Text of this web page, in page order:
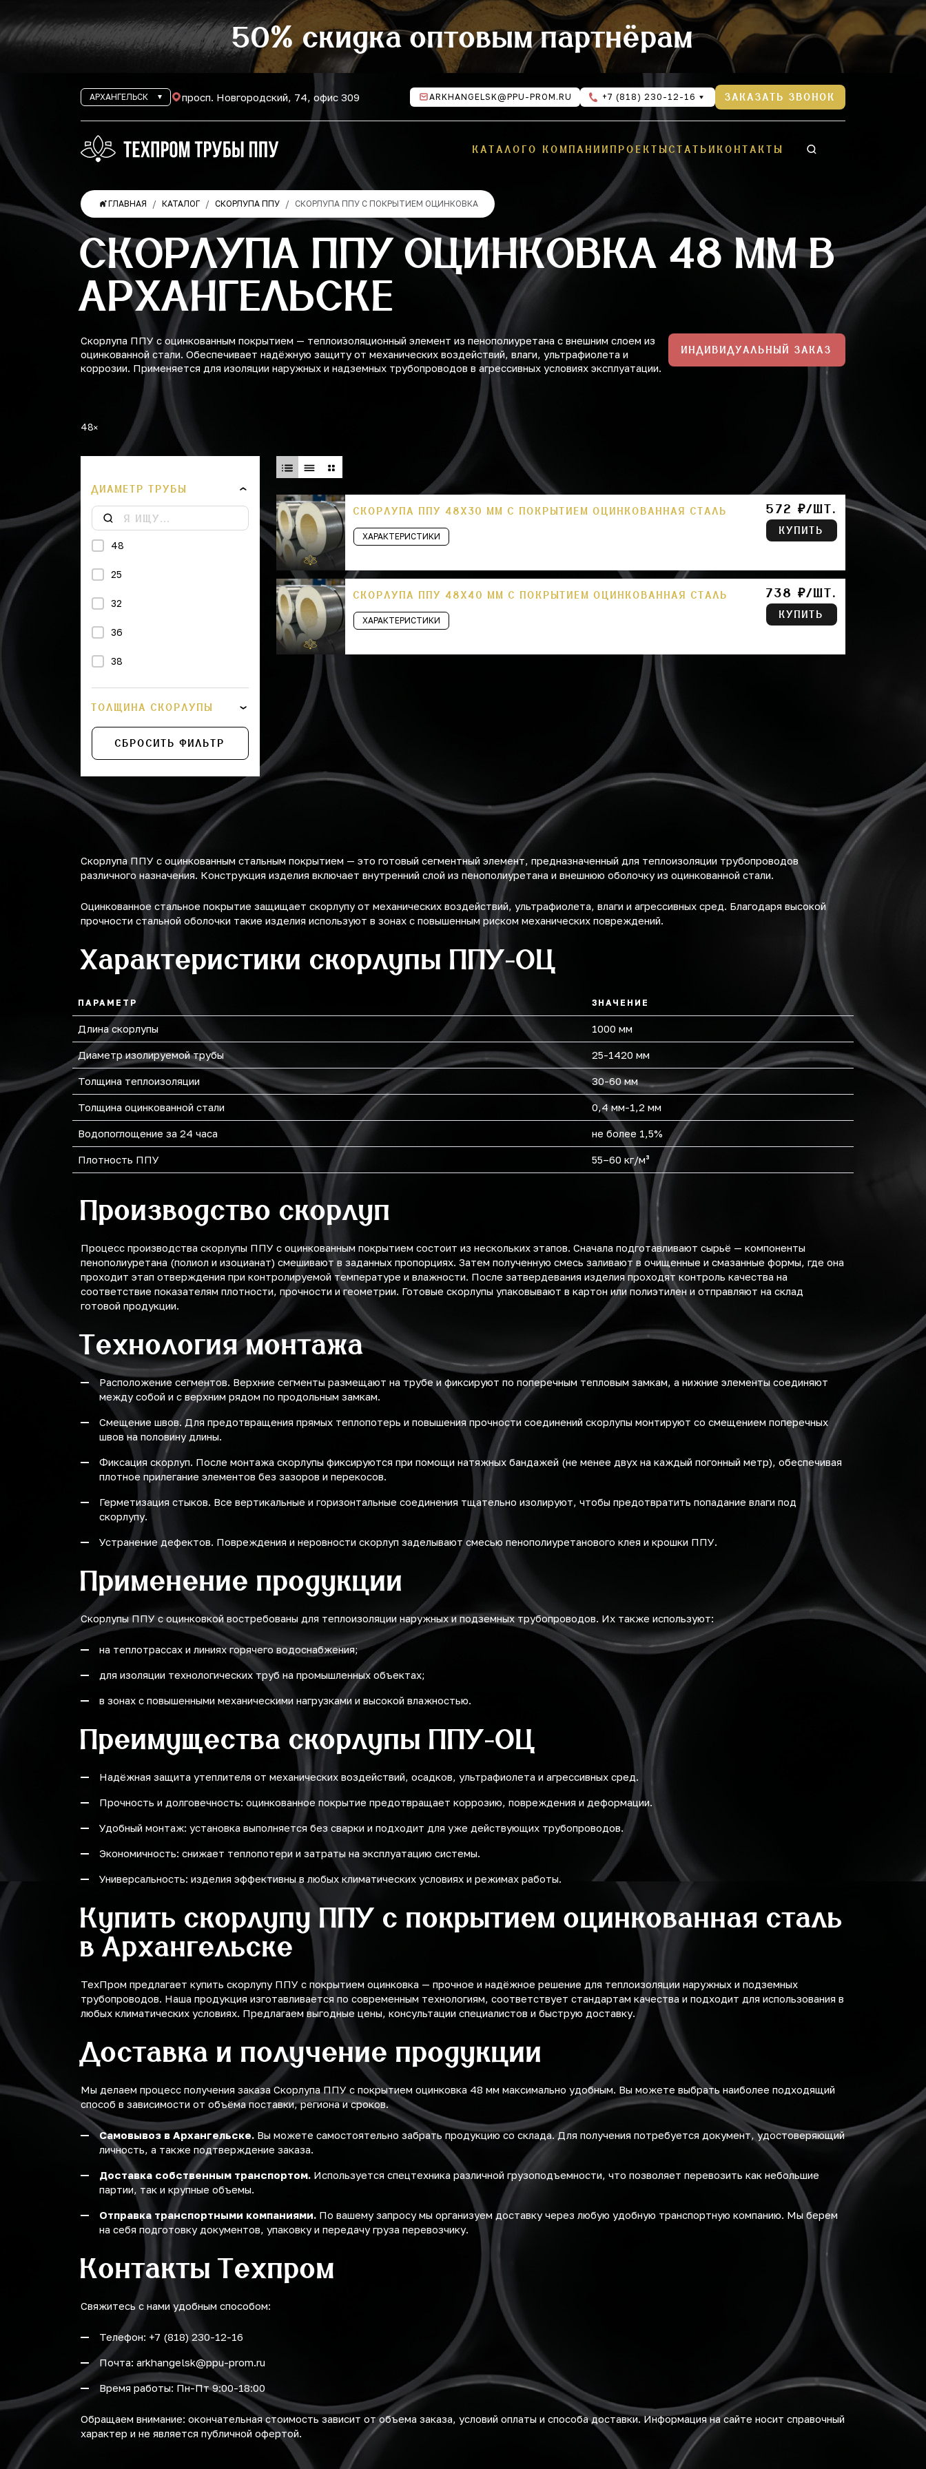
50% скидка оптовым партнёрам
АРХАНГЕЛЬСК просп. Новгородский, 74, офис 309 ARKHANGELSK@PPU-PROM.RU +7 (818) 230-12-16 ЗАКАЗАТЬ ЗВОНОК
КАТАЛОГО КОМПАНИИ ПРОЕКТЫСТАТЬИ КОНТАКТЫ
ГЛАВНАЯ КАТАЛОГ СКОРЛУПА ППУ СКОРЛУПА ППУ С ПОКРЫТИЕМ ОЦИНКОВКА
СКОРЛУПА ППУ ОЦИНКОВКА 48 ММ В
АРХАНГЕЛЬСКЕ
Скорлупа ППУ с оцинкованным покрытием — теплоизоляционный элемент из пенополиуретана с внешним слоем из
оцинкованной стали. Обеспечивает надёжную защиту от механических воздействий, влаги, ультрафиолета и
коррозии. Применяется для изоляции наружных и надземных трубопроводов в агрессивных условиях эксплуатации.
ИНДИВИДУАЛЬНЫЙ ЗАКАЗ
48
ДИАМЕТР ТРУБЫ
48
25
32
36
38
43
57
76
89
108
114
159
ТОЛЩИНА СКОРЛУПЫ
СБРОСИТЬ ФИЛЬТР
СКОРЛУПА ППУ 48Х30 ММ С ПОКРЫТИЕМ ОЦИНКОВАННАЯ СТАЛЬ
ХАРАКТЕРИСТИКИ
572 ₽/ШТ.
КУПИТЬ
СКОРЛУПА ППУ 48Х40 ММ С ПОКРЫТИЕМ ОЦИНКОВАННАЯ СТАЛЬ
ХАРАКТЕРИСТИКИ
738 ₽/ШТ.
КУПИТЬ
Скорлупа ППУ с оцинкованным стальным покрытием — это готовый сегментный элемент, предназначенный для теплоизоляции трубопроводов
различного назначения. Конструкция изделия включает внутренний слой из пенополиуретана и внешнюю оболочку из оцинкованной стали.
Оцинкованное стальное покрытие защищает скорлупу от механических воздействий, ультрафиолета, влаги и агрессивных сред. Благодаря высокой
прочности стальной оболочки такие изделия используют в зонах с повышенным риском механических повреждений.
Характеристики скорлупы ППУ-ОЦ
ПАРАМЕТР ЗНАЧЕНИЕ
Длина скорлупы 1000 мм
Диаметр изолируемой трубы 25-1420 мм
Толщина теплоизоляции 30-60 мм
Толщина оцинкованной стали 0,4 мм-1,2 мм
Водопоглощение за 24 часа не более 1,5%
Плотность ППУ 55–60 кг/м³
Производство скорлуп
Процесс производства скорлупы ППУ с оцинкованным покрытием состоит из нескольких этапов. Сначала подготавливают сырьё — компоненты
пенополиуретана (полиол и изоцианат) смешивают в заданных пропорциях. Затем полученную смесь заливают в очищенные и смазанные формы, где она
проходит этап отверждения при контролируемой температуре и влажности. После затвердевания изделия проходят контроль качества на
соответствие показателям плотности, прочности и геометрии. Готовые скорлупы упаковывают в картон или полиэтилен и отправляют на склад
готовой продукции.
Технология монтажа
Расположение сегментов. Верхние сегменты размещают на трубе и фиксируют по поперечным тепловым замкам, а нижние элементы соединяют
между собой и с верхним рядом по продольным замкам.
Смещение швов. Для предотвращения прямых теплопотерь и повышения прочности соединений скорлупы монтируют со смещением поперечных
швов на половину длины.
Фиксация скорлуп. После монтажа скорлупы фиксируются при помощи натяжных бандажей (не менее двух на каждый погонный метр), обеспечивая
плотное прилегание элементов без зазоров и перекосов.
Герметизация стыков. Все вертикальные и горизонтальные соединения тщательно изолируют, чтобы предотвратить попадание влаги под
скорлупу.
Устранение дефектов. Повреждения и неровности скорлуп заделывают смесью пенополиуретанового клея и крошки ППУ.
Применение продукции
Скорлупы ППУ с оцинковкой востребованы для теплоизоляции наружных и подземных трубопроводов. Их также используют:
на теплотрассах и линиях горячего водоснабжения;
для изоляции технологических труб на промышленных объектах;
в зонах с повышенными механическими нагрузками и высокой влажностью.
Преимущества скорлупы ППУ-ОЦ
Надёжная защита утеплителя от механических воздействий, осадков, ультрафиолета и агрессивных сред.
Прочность и долговечность: оцинкованное покрытие предотвращает коррозию, повреждения и деформации.
Удобный монтаж: установка выполняется без сварки и подходит для уже действующих трубопроводов.
Экономичность: снижает теплопотери и затраты на эксплуатацию системы.
Универсальность: изделия эффективны в любых климатических условиях и режимах работы.
Купить скорлупу ППУ с покрытием оцинкованная сталь
в Архангельске
ТехПром предлагает купить скорлупу ППУ с покрытием оцинковка — прочное и надёжное решение для теплоизоляции наружных и подземных
трубопроводов. Наша продукция изготавливается по современным технологиям, соответствует стандартам качества и подходит для использования в
любых климатических условиях. Предлагаем выгодные цены, консультации специалистов и быструю доставку.
Доставка и получение продукции
Мы делаем процесс получения заказа Скорлупа ППУ с покрытием оцинковка 48 мм максимально удобным. Вы можете выбрать наиболее подходящий
способ в зависимости от объёма поставки, региона и сроков.
Самовывоз в Архангельске. Вы можете самостоятельно забрать продукцию со склада. Для получения потребуется документ, удостоверяющий
личность, а также подтверждение заказа.
Доставка собственным транспортом. Используется спецтехника различной грузоподъемности, что позволяет перевозить как небольшие
партии, так и крупные объемы.
Отправка транспортными компаниями. По вашему запросу мы организуем доставку через любую удобную транспортную компанию. Мы берем
на себя подготовку документов, упаковку и передачу груза перевозчику.
Контакты Техпром
Свяжитесь с нами удобным способом:
Телефон: +7 (818) 230-12-16
Почта: arkhangelsk@ppu-prom.ru
Время работы: Пн-Пт 9:00-18:00
Обращаем внимание: окончательная стоимость зависит от объема заказа, условий оплаты и способа доставки. Информация на сайте носит справочный
характер и не является публичной офертой.